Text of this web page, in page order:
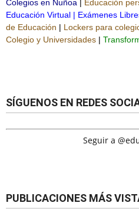
Colegios en Ñuñoa | Educación
Educación Virtual | Exámenes
de Educación | Lockers para
Colegio y Universidades |
SÍGUENOS EN REDES
Seguir a
PUBLICACIONES MÁS